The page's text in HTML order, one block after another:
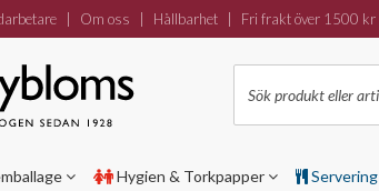
Om oss Hållbarhet Fri frakt över 1500 kr
Hygien & Torkpapper Servering